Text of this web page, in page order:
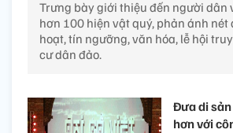
Trưng bày giới thiệu đến người dân
hơn 100 hiện vật quý, phản ánh nét
hoạt, tín ngưỡng, văn hóa, lễ hội
cư dân đảo.
Đưa di
hơn với